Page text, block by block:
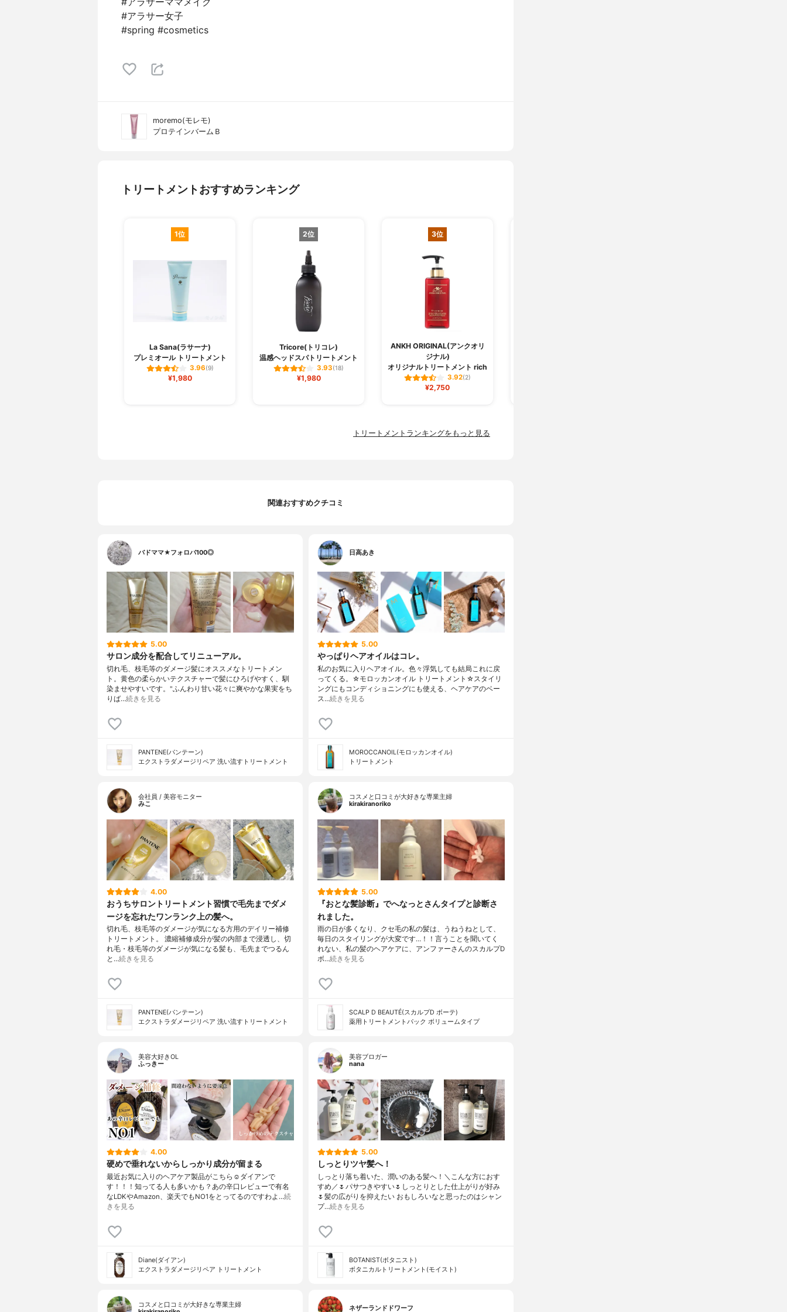
#アラサー女子
#spring #cosmetics
moremo(モレモ)
プロテインバームＢ
トリートメントおすすめランキング
1位
La Sana(ラサーナ)
プレミオール トリートメント
3.96(9)
¥1,980
2位
Tricore(トリコレ)
温感ヘッドスパトリートメント
3.93(18)
¥1,980
3位
ANKH ORIGINAL(アンクオリ
ジナル)
オリジナルトリートメント rich
3.92(2)
¥2,750
トリートメントランキングをもっと見る
関連おすすめクチコミ
バドママ★フォロバ100◎
5.00
サロン成分を配合してリニューアル。
切れ毛、枝毛等のダメージ髪にオススメなトリートメン
ト。黄色の柔らかいテクスチャーで髪にひろげやすく、馴
染ませやすいです。"ふんわり甘い花々に爽やかな果実をち
りば…続きを見る
PANTENE(パンテーン)
エクストラダメージリペア 洗い流すトリートメント
日高あき
5.00
やっぱりヘアオイルはコレ。
私のお気に入りヘアオイル。色々浮気しても結局これに戻
ってくる。☆モロッカンオイル トリートメント☆スタイリ
ングにもコンディショニングにも使える、ヘアケアのベー
ス…続きを見る
MOROCCANOIL(モロッカンオイル)
トリートメント
会社員 / 美容モニター
みこ
4.00
おうちサロントリートメント習慣で毛先までダメ
ージを忘れたワンランク上の髪へ。
切れ毛、枝毛等のダメージが気になる方用のデイリー補修
トリートメント。 濃縮補修成分が髪の内部まで浸透し、切
れ毛・枝毛等のダメージが気になる髪も、毛先までつるん
と…続きを見る
PANTENE(パンテーン)
エクストラダメージリペア 洗い流すトリートメント
コスメと口コミが大好きな専業主婦
kirakiranoriko
5.00
『おとな髪診断』でへなっとさんタイプと診断さ
れました。
雨の日が多くなり、クセ毛の私の髪は、うねうねとして、
毎日のスタイリングが大変です…！！言うことを聞いてく
れない、私の髪のヘアケアに、アンファーさんのスカルプD
ボ…続きを見る
SCALP D BEAUTÉ(スカルプD ボーテ)
薬用トリートメントパック ボリュームタイプ
美容大好きOL
ふっきー
4.00
硬めで垂れないからしっかり成分が留まる
最近お気に入りのヘアケア製品がこちら☺️ダイアンで
す！！！知ってる人も多いかも？あの辛口レビューで有名
なLDKやAmazon、楽天でもNO1をとってるのですわよ…続
きを見る
Diane(ダイアン)
エクストラダメージリペア トリートメント
美容ブロガー
nana
5.00
しっとりツヤ髪へ！
しっとり落ち着いた、潤いのある髪へ！＼こんな方におす
すめ／🌷パサつきやすい🌷しっとりとした仕上がりが好み
🌷髪の広がりを抑えたい おもしろいなと思ったのはシャン
プ…続きを見る
BOTANIST(ボタニスト)
ボタニカルトリートメント(モイスト)
コスメと口コミが大好きな専業主婦
ネザーランドドワーフ